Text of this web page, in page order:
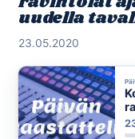
uudella
23.05.2020